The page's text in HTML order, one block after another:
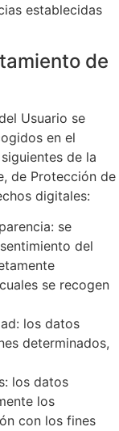
establecidas
de
Usuario se
en el
de la
de Protección de
digitales:
se
del
se recogen
los datos
determinados,
los datos
los
con los fines